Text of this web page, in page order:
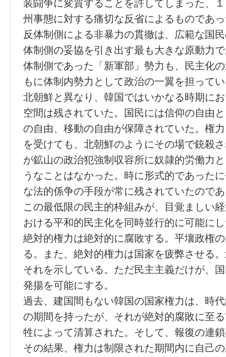
装闘争に変質することを許してしまった、
州事態に対する痛切な反省によるものであ
反体制側による非暴力の貫徹は、広範な国
体制側の妥協を引き出す最も大きな原動力
体制側であった「新軍部」勢力も、民主化
もに体制内勢力として政治の一翼を担って
北朝鮮と異なり、韓国ではいかなる時期に
空間は残されていた。国民には信仰の自由
の自由、移動の自由が保障されていた。権
を受けても、北朝鮮のようにその場で銃殺
が鉱山の政治犯強制収容所に奴隷的労働力
うなことはなかった。時に形式的であった
な法的係争の手段が常に残されていたので
この最低限の民主的枠組みが、目覚ましい
おける平和的民主化を同時並行的に可能に
絶対的権力は絶対的に腐敗する。平壤政権
る。また、絶対的権力は国家を疲弊させる
それを示している。ただ民主主義だけが、
発揚を可能にする。
過去、建国間もない韓国の国家権力は、時
の期間を持ったが、それが絶対的腐敗に至
牲によって清算された。そして、報復の連
その結果、権力は制限された期間内に自己